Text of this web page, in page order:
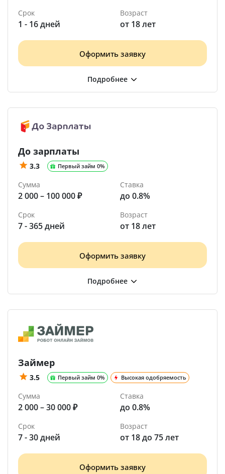
Срок
1 - 16 дней
Возраст
от 18 лет
Оформить заявку
До зарплаты
3.3 Первый займ 0%
Сумма
2 000 – 100 000 ₽
Ставка
до 0.8%
Срок
7 - 365 дней
Возраст
от 18 лет
Оформить заявку
Займер
3.5 Первый займ 0% Высокая одобряемость
Сумма
2 000 – 30 000 ₽
Ставка
до 0.8%
Срок
7 - 30 дней
Возраст
от 18 до 75 лет
Оформить заявку